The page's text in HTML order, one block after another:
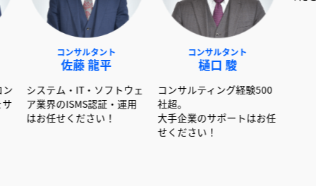
コンサルタント
・IT・ソフトウェ
ISMS認証・運用
ください！
コンサルタント
コンサルティング経験500
社超。
大手企業のサポートはお任
せください！
人材派遣業・印
ください！